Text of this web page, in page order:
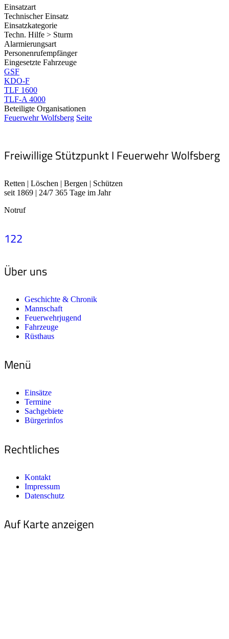
Einsatzart
Technischer Einsatz
Einsatzkategorie
Techn. Hilfe > Sturm
Alarmierungsart
Personenrufempfänger
Eingesetzte Fahrzeuge
GSF
KDO-F
TLF 1600
TLF-A 4000
Beteiligte Organisationen
Feuerwehr Wolfsberg Seite
Freiwillige Stützpunkt I Feuerwehr Wolfsberg
Retten | Löschen | Bergen | Schützen
seit 1869 | 24/7 365 Tage im Jahr
Notruf
122
Über uns
Geschichte & Chronik
Mannschaft
Feuerwehrjugend
Fahrzeuge
Rüsthaus
Menü
Einsätze
Termine
Sachgebiete
Bürgerinfos
Rechtliches
Kontakt
Impressum
Datenschutz
Auf Karte anzeigen